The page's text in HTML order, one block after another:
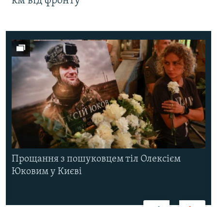
Прощання з пошуковцем тіл Олексієм
Юковим у Києві